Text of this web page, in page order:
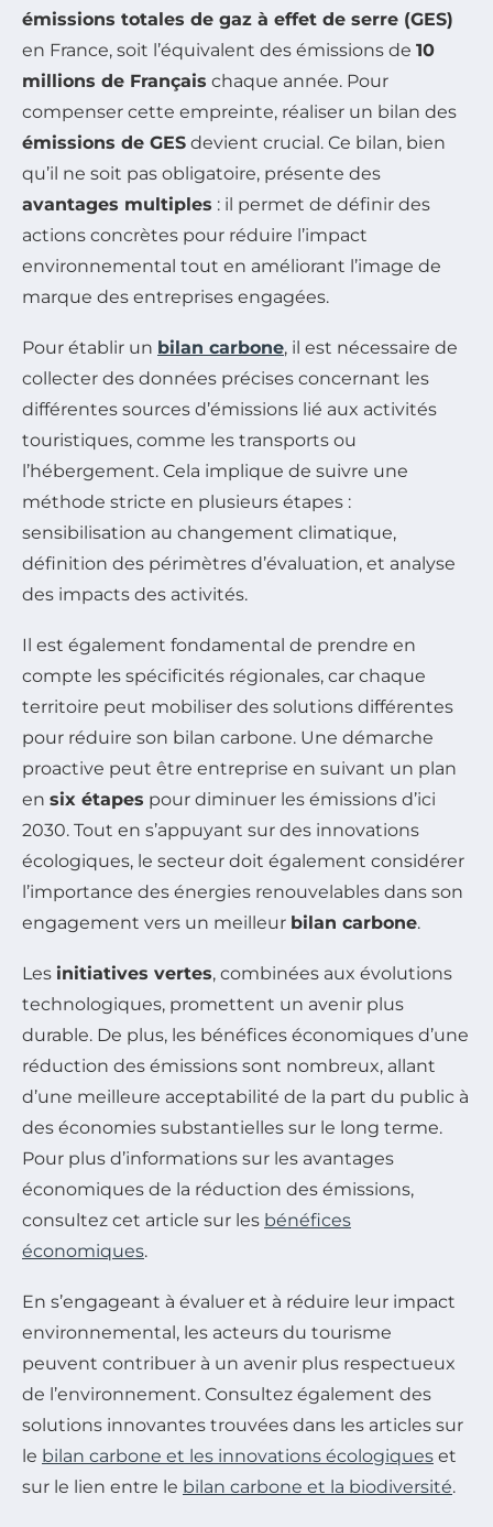
émissions totales de gaz à effet de serre (GES)
en France, soit l’équivalent des émissions de 10
millions de Français chaque année. Pour
compenser cette empreinte, réaliser un bilan des
émissions de GES devient crucial. Ce bilan, bien
qu’il ne soit pas obligatoire, présente des
avantages multiples : il permet de définir des
actions concrètes pour réduire l’impact
environnemental tout en améliorant l’image de
marque des entreprises engagées.
Pour établir un bilan carbone, il est nécessaire de
collecter des données précises concernant les
différentes sources d’émissions lié aux activités
touristiques, comme les transports ou
l’hébergement. Cela implique de suivre une
méthode stricte en plusieurs étapes :
sensibilisation au changement climatique,
définition des périmètres d’évaluation, et analyse
des impacts des activités.
Il est également fondamental de prendre en
compte les spécificités régionales, car chaque
territoire peut mobiliser des solutions différentes
pour réduire son bilan carbone. Une démarche
proactive peut être entreprise en suivant un plan
en six étapes pour diminuer les émissions d’ici
2030. Tout en s’appuyant sur des innovations
écologiques, le secteur doit également considérer
l’importance des énergies renouvelables dans son
engagement vers un meilleur bilan carbone.
Les initiatives vertes, combinées aux évolutions
technologiques, promettent un avenir plus
durable. De plus, les bénéfices économiques d’une
réduction des émissions sont nombreux, allant
d’une meilleure acceptabilité de la part du public à
des économies substantielles sur le long terme.
Pour plus d’informations sur les avantages
économiques de la réduction des émissions,
consultez cet article sur les bénéfices
économiques.
En s’engageant à évaluer et à réduire leur impact
environnemental, les acteurs du tourisme
peuvent contribuer à un avenir plus respectueux
de l’environnement. Consultez également des
solutions innovantes trouvées dans les articles sur
le bilan carbone et les innovations écologiques et
sur le lien entre le bilan carbone et la biodiversité.